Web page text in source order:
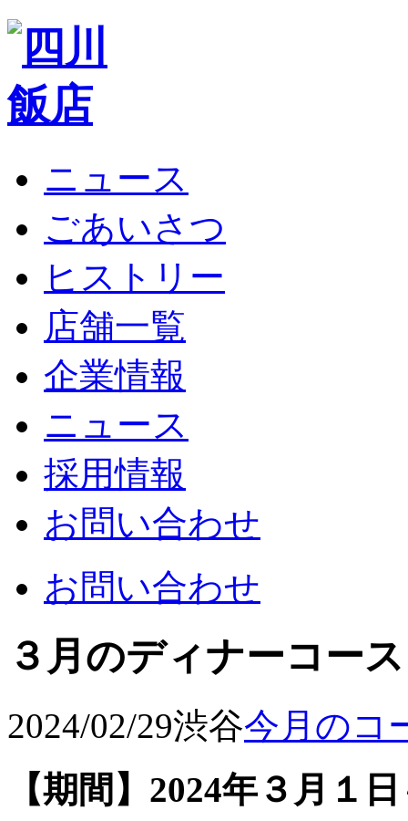
ニュース
ごあいさつ
ヒストリー
店舗一覧
企業情報
ニュース
採用情報
お問い合わせ
お問い合わせ
３月のディナーコース
2024/02/29渋谷今月のコ
【期間】2024年３月１